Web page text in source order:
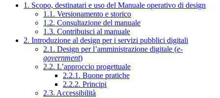
1. Scopo, destinatari e uso del Manuale operativo di design
1.1. Versionamento e storico
1.2. Consultazione del manuale
1.3. Contribuisci al manuale
2. Introduzione al design per i servizi pubblici digitali
2.1. Design per l’amministrazione digitale (e-
government)
2.2. L’approccio progettuale
2.2.1. Buone pratiche
2.2.2. Principi
2.3. Accessibilità